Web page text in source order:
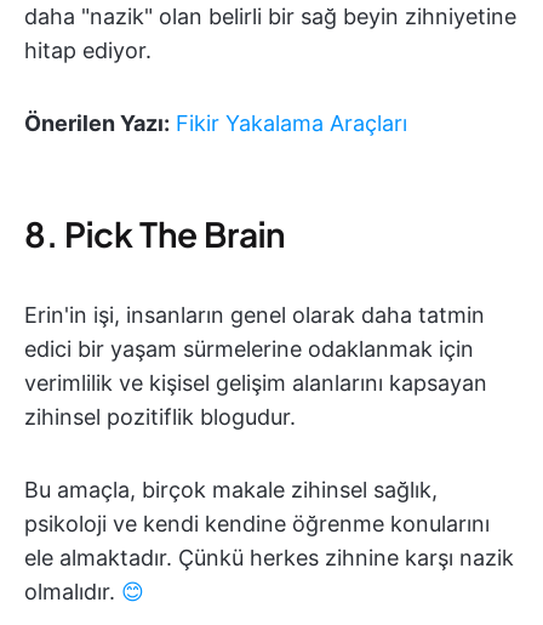
daha "nazik" olan belirli bir sağ beyin zihniyetine
hitap ediyor.
Önerilen Yazı: Fikir Yakalama Araçları
8. Pick The Brain
Erin'in işi, insanların genel olarak daha tatmin
edici bir yaşam sürmelerine odaklanmak için
verimlilik ve kişisel gelişim alanlarını kapsayan
zihinsel pozitiflik blogudur.
Bu amaçla, birçok makale zihinsel sağlık,
psikoloji ve kendi kendine öğrenme konularını
ele almaktadır. Çünkü herkes zihnine karşı nazik
olmalıdır. 😊